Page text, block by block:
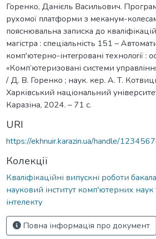
Горенко, Данієль Васильович.
рухомої платформи з меканум-
пояснювальна записка до
магістра : спеціальність 151 –
комп'ютерно-інтеrровані технолоrії :
«Комп’ютеризовані системи
/ Д. В. Горенко ; наук. кер. А. Т.
Харківський національний
Каразіна, 2024. – 71 с.
URI
https://ekhnuir.karazin.ua/handle/
Колекції
Кваліфікаційні випускні роботи
науковий інститут комп'ютерних наук
інтелекту
Повна інформація про документ